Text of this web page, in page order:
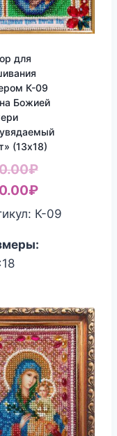
для
К-09
Божией
(13х18)
₽
цена
составляла
₽Текущая
цена:
К-09